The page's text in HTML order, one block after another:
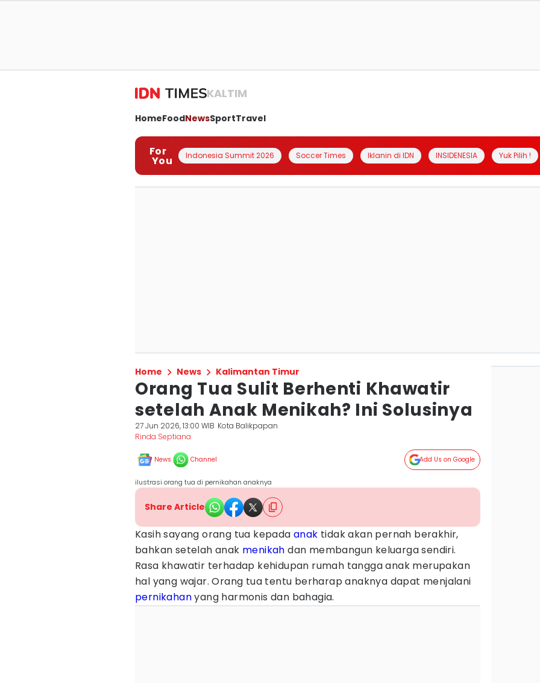
KALTIM
HomeFoodNewsSportTravel
For
You Indonesia Summit 2026 Soccer Times Iklanin di IDN INSIDENESIA Yuk Pilih !
Home News Kalimantan Timur
Orang Tua Sulit Berhenti Khawatir
setelah Anak Menikah? Ini Solusinya
27 Jun 2026, 13:00 WIB Kota Balikpapan
Rinda Septiana
News Channel Add Us on Google
ilustrasi orang tua di pernikahan anaknya
Share Article
Kasih sayang orang tua kepada anak tidak akan pernah berakhir,
bahkan setelah anak menikah dan membangun keluarga sendiri.
Rasa khawatir terhadap kehidupan rumah tangga anak merupakan
hal yang wajar. Orang tua tentu berharap anaknya dapat menjalani
pernikahanyang harmonis dan bahagia.